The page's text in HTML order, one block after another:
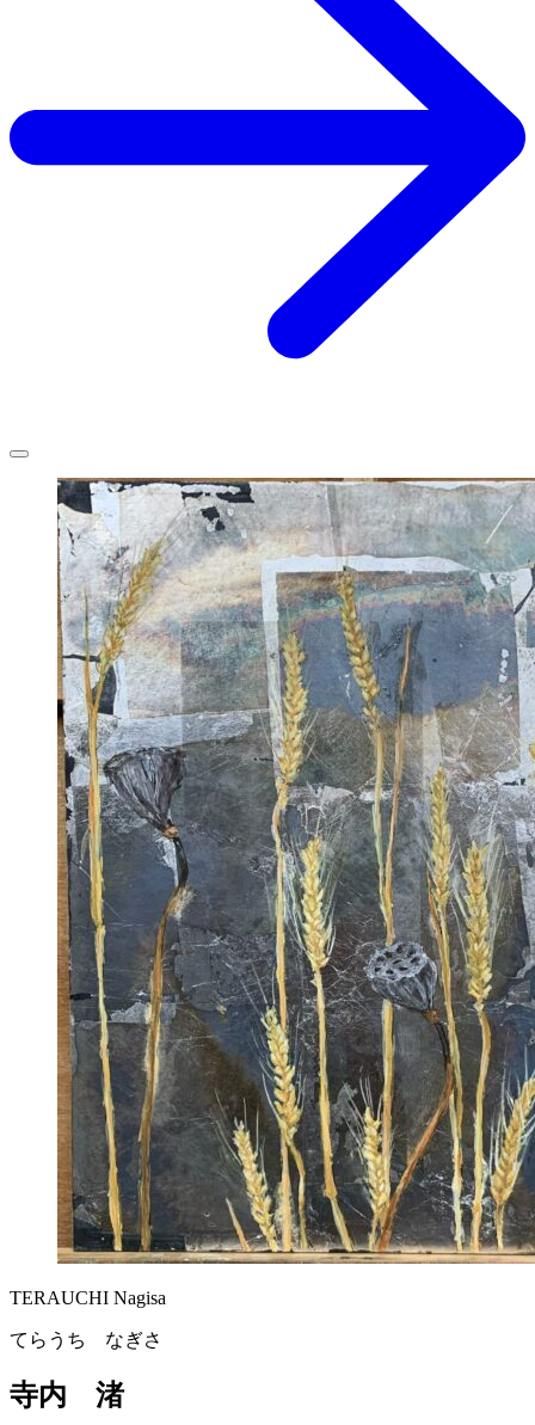
TERAUCHI Nagisa
てらうち なぎさ
寺内 渚